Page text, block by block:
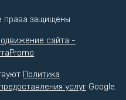
права защищены
сайта -
Политика
услуг Google.